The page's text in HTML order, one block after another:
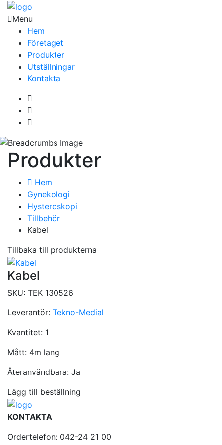
Menu
Hem
Företaget
Produkter
Utställningar
Kontakta
Produkter
Hem
Gynekologi
Hysteroskopi
Tillbehör
Kabel
Tillbaka till produkterna
Kabel
SKU: TEK 130526
Leverantör: Tekno-Medial
Kvantitet: 1
Mått: 4m lang
Återanvändbara: Ja
Lägg till beställning
KONTAKTA
Ordertelefon: 042-24 21 00